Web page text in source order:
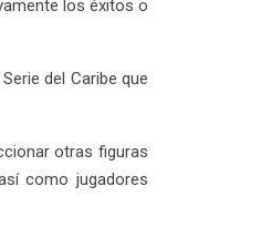
los éxitos o
del Caribe que
otras figuras
como jugadores